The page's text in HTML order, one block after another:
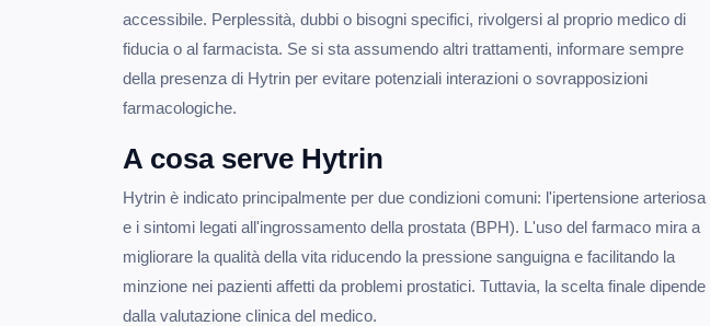
accessibile. Perplessità, dubbi o bisogni specifici, rivolgersi al proprio medico di
fiducia o al farmacista. Se si sta assumendo altri trattamenti, informare sempre
della presenza di Hytrin per evitare potenziali interazioni o sovrapposizioni
farmacologiche.
A cosa serve Hytrin
Hytrin è indicato principalmente per due condizioni comuni: l'ipertensione arteriosa
e i sintomi legati all'ingrossamento della prostata (BPH). L'uso del farmaco mira a
migliorare la qualità della vita riducendo la pressione sanguigna e facilitando la
minzione nei pazienti affetti da problemi prostatici. Tuttavia, la scelta finale dipende
dalla valutazione clinica del medico.